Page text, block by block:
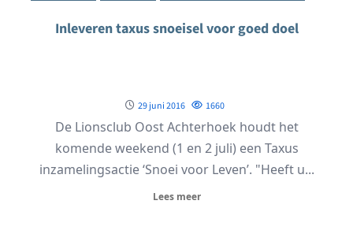
Inleveren taxus snoeisel voor goed doel
29 juni 2016 1660
De Lionsclub Oost Achterhoek houdt het
komende weekend (1 en 2 juli) een Taxus
inzamelingsactie ‘Snoei voor Leven’. "Heeft u...
Lees meer